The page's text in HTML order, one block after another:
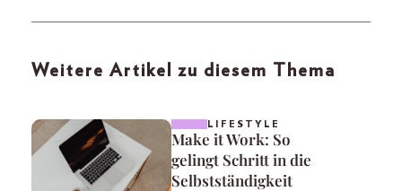
Weitere Artikel zu diesem Thema
LIFESTYLE
Make it Work: So
gelingt Schritt in die
Selbstständigkeit